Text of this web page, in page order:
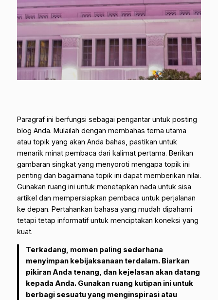
Paragraf ini berfungsi sebagai pengantar untuk posting
blog Anda. Mulailah dengan membahas tema utama
atau topik yang akan Anda bahas, pastikan untuk
menarik minat pembaca dari kalimat pertama. Berikan
gambaran singkat yang menyoroti mengapa topik ini
penting dan bagaimana topik ini dapat memberikan nilai.
Gunakan ruang ini untuk menetapkan nada untuk sisa
artikel dan mempersiapkan pembaca untuk perjalanan
ke depan. Pertahankan bahasa yang mudah dipahami
tetapi tetap informatif untuk menciptakan koneksi yang
kuat.
Terkadang, momen paling sederhana
menyimpan kebijaksanaan terdalam. Biarkan
pikiran Anda tenang, dan kejelasan akan datang
kepada Anda. Gunakan ruang kutipan ini untuk
berbagi sesuatu yang menginspirasi atau